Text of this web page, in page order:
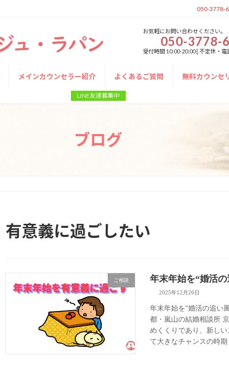
050-3778-
お気軽にお問い合わせください。
050-3778-
受付時間 10:00-20:00 [ 不定休・
メインカウンセラー紹介 よくあるご質問 無料カウンセ
LINE友達募集中
ブログ
有意義に過ごしたい
ご相談 年末年始を“婚活
2025年12月26日
年末年始を“婚活の追い
都・嵐山の結婚相談所
めくくりであり、新し
て大きなチャンスの時